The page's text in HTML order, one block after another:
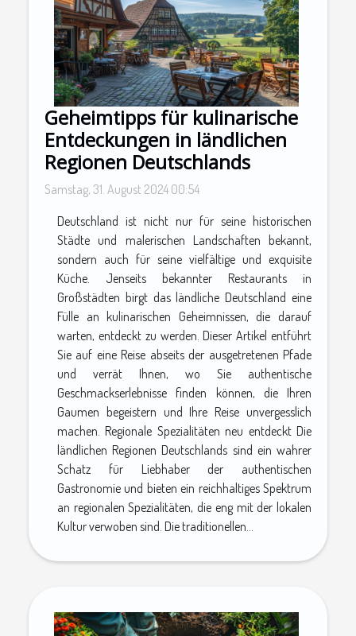
Geheimtipps für kulinarische
Entdeckungen in ländlichen
Regionen Deutschlands
Samstag, 31. August 2024 00:54
Deutschland ist nicht nur für seine historischen
Städte und malerischen Landschaften bekannt,
sondern auch für seine vielfältige und exquisite
Küche. Jenseits bekannter Restaurants in
Großstädten birgt das ländliche Deutschland eine
Fülle an kulinarischen Geheimnissen, die darauf
warten, entdeckt zu werden. Dieser Artikel entführt
Sie auf eine Reise abseits der ausgetretenen Pfade
und verrät Ihnen, wo Sie authentische
Geschmackserlebnisse finden können, die Ihren
Gaumen begeistern und Ihre Reise unvergesslich
machen. Regionale Spezialitäten neu entdeckt Die
ländlichen Regionen Deutschlands sind ein wahrer
Schatz für Liebhaber der authentischen
Gastronomie und bieten ein reichhaltiges Spektrum
an regionalen Spezialitäten, die eng mit der lokalen
Kultur verwoben sind. Die traditionellen...